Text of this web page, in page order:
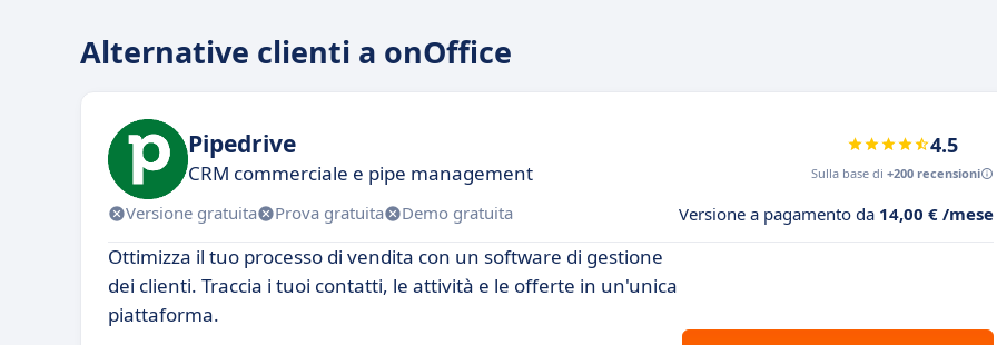
Alternative clienti a onOffice
Pipedrive
CRM commerciale e pipe management
4.5
Sulla base di +200 recensioni
Versione gratuita Prova gratuita Demo gratuita Versione a pagamento da 14,00 € /mese
Ottimizza il tuo processo di vendita con un software di gestione
dei clienti. Traccia i tuoi contatti, le attività e le offerte in un'unica
piattaforma.